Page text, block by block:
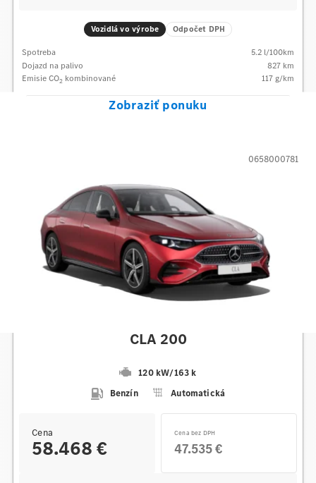
Vozidlá vo výrobe Odpočet DPH
Spotreba 5.2 l/100km
Dojazd na palivo
827 km
Emisie CO2 kombinované 117g/km
Zobraziť ponuku
CLA 200
120 kW/163 k
Benzín
Automatická
0658000781
Cena
58.468 €
Cena bez DPH
47.535 €